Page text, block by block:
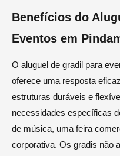
Benefícios do
Eventos em
O aluguel de gradil para
oferece uma resposta
estruturas duráveis e
necessidades específicas
de música, uma feira
corporativa. Os gradis não